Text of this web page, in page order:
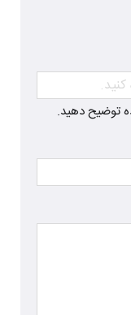
توضیح دهید.